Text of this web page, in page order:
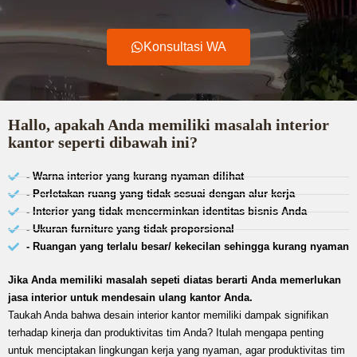
Konsultasi WA
Hallo, apakah Anda memiliki masalah interior
kantor seperti dibawah ini?
- Warna interior yang kurang nyaman dilihat
- Perletakan ruang yang tidak sesuai dengan alur kerja
- Interior yang tidak mencerminkan identitas bisnis Anda
- Ukuran furniture yang tidak proporsional
- Ruangan yang terlalu besar/ kekecilan sehingga kurang nyaman
Jika Anda memiliki masalah sepeti diatas berarti Anda memerlukan
jasa interior untuk mendesain ulang kantor Anda.
Taukah Anda bahwa desain interior kantor memiliki dampak signifikan
terhadap kinerja dan produktivitas tim Anda? Itulah mengapa penting
untuk menciptakan lingkungan kerja yang nyaman, agar produktivitas tim